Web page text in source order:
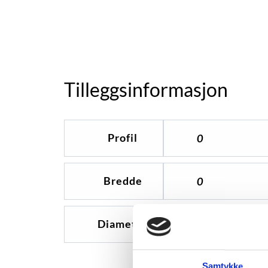
Tilleggsinformasjon
Profil 0
Bredde 0
Diameter